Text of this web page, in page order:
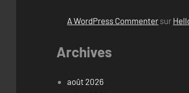
A WordPress Commenter sur
Archives
août 2026